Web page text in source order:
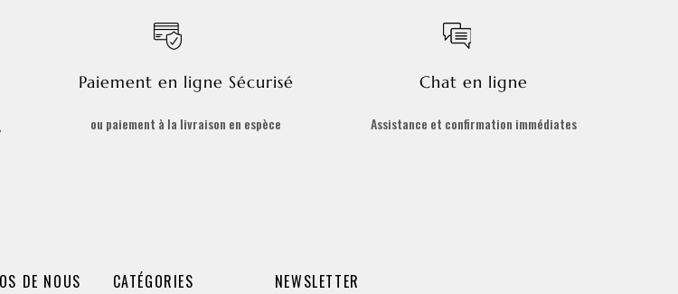
Paiement en ligne Sécurisé
ou paiement à la livraison en espèce
Chat en ligne
Assistance et confirmation immédiates
DE NOUS
CATÉGORIES
NEWSLETTER